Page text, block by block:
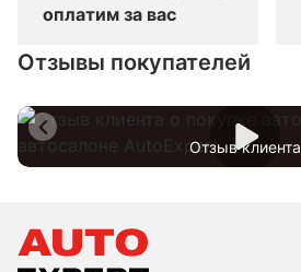
оплатим за вас
Отзывы покупателей
Отзыв клиента